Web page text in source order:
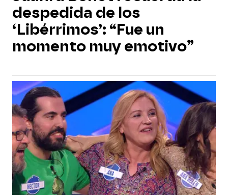
despedida de los
‘Libérrimos’: “Fue un
momento muy emotivo”